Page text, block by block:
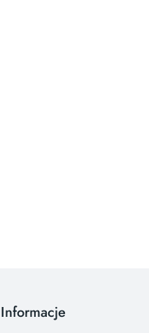
Informacje